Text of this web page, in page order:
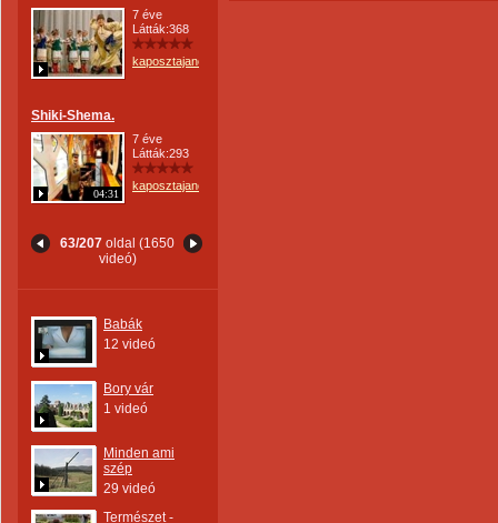
7 éve
Látták:368
kaposztajanos
Shiki-Shema.
04:31
7 éve
Látták:293
kaposztajanos
63/207 oldal (1650
videó)
Babák
12 videó
Bory vár
1 videó
Minden ami
szép
29 videó
Természet -